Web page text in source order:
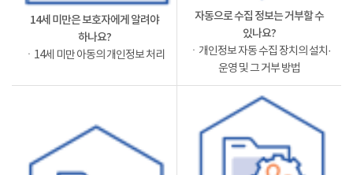
14세 미만은 보호자에게 알려야
하나요?
ㆍ14세 미만 아동의 개인정보 처리
자동으로 수집 정보는 거부할 수
있나요?
ㆍ개인정보 자동 수집 장치의 설치·
운영 및 그 거부 방법